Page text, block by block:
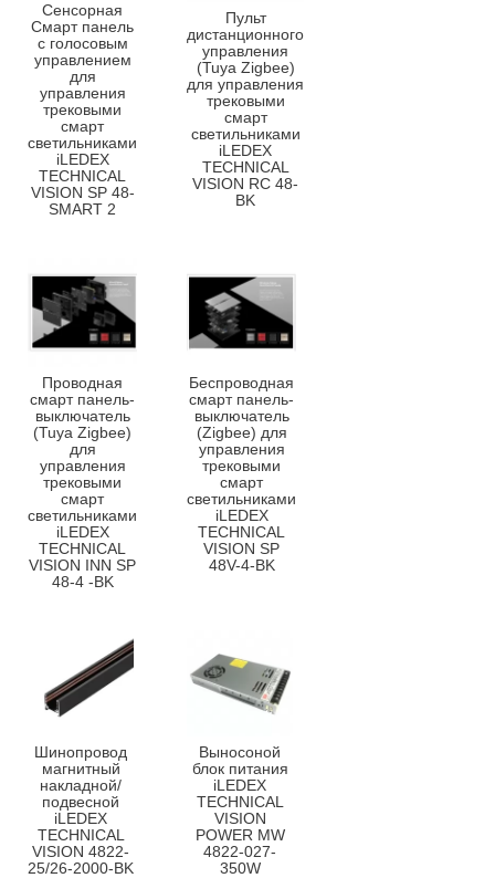
Сенсорная
Смарт панель
с голосовым
управлением
для
управления
трековыми
смарт
светильниками
iLEDEX
TECHNICAL
VISION SP 48-
SMART 2
Пульт
дистанционного
управления
(Tuya Zigbee)
для управления
трековыми
смарт
светильниками
iLEDEX
TECHNICAL
VISION RC 48-
BK
Проводная
смарт панель-
выключатель
(Tuya Zigbee)
для
управления
трековыми
смарт
светильниками
iLEDEX
TECHNICAL
VISION INN SP
48-4 -BK
Беспроводная
смарт панель-
выключатель
(Zigbee) для
управления
трековыми
смарт
светильниками
iLEDEX
TECHNICAL
VISION SP
48V-4-BK
Шинопровод
магнитный
накладной/
подвесной
iLEDEX
TECHNICAL
VISION 4822-
25/26-2000-BK
Выносоной
блок питания
iLEDEX
TECHNICAL
VISION
POWER MW
4822-027-
350W